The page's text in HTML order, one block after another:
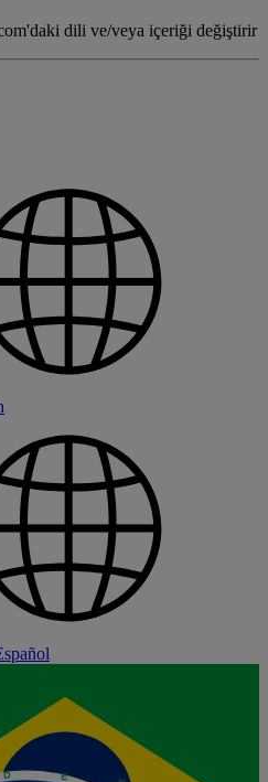
dili ve/veya içeriği değiştirir